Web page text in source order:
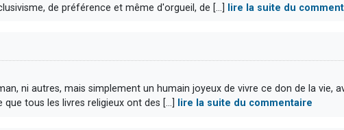
de préférence et même d'orgueil, de [...]
lire la suite du
ni autres, mais simplement un humain joyeux de vivre ce don de la vie,
tous les livres religieux ont des [...]
lire la suite du commentaire